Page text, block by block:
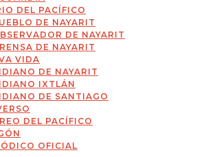
DEL PACÍFICO
DE NAYARIT
DE NAYARIT
DE NAYARIT
VIDA
DE NAYARIT
IXTLÁN
DE SANTIAGO
DEL PACÍFICO
OFICIAL